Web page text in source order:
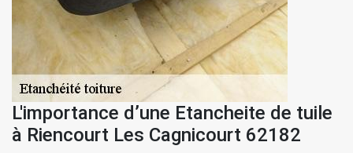
L'importance d’une Etancheite de tuile
à Riencourt Les Cagnicourt 62182